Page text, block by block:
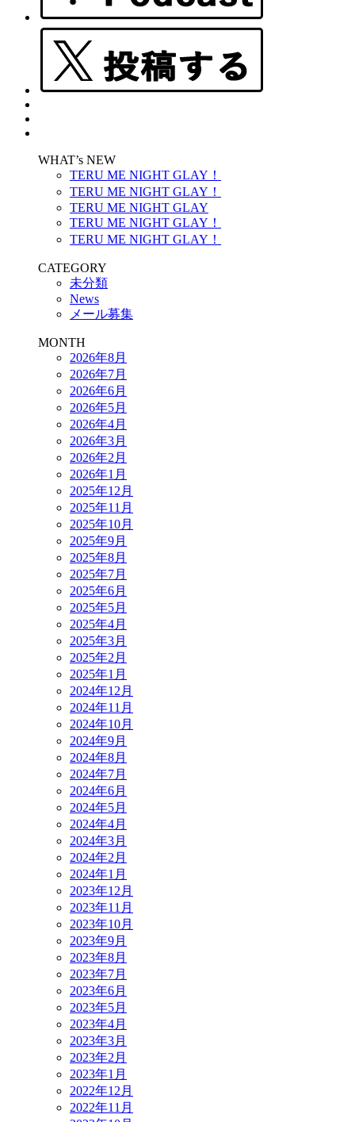
WHAT’s NEW
TERU ME NIGHT GLAY！
TERU ME NIGHT GLAY！
TERU ME NIGHT GLAY
TERU ME NIGHT GLAY！
TERU ME NIGHT GLAY！
CATEGORY
未分類
News
メール募集
MONTH
2026年8月
2026年7月
2026年6月
2026年5月
2026年4月
2026年3月
2026年2月
2026年1月
2025年12月
2025年11月
2025年10月
2025年9月
2025年8月
2025年7月
2025年6月
2025年5月
2025年4月
2025年3月
2025年2月
2025年1月
2024年12月
2024年11月
2024年10月
2024年9月
2024年8月
2024年7月
2024年6月
2024年5月
2024年4月
2024年3月
2024年2月
2024年1月
2023年12月
2023年11月
2023年10月
2023年9月
2023年8月
2023年7月
2023年6月
2023年5月
2023年4月
2023年3月
2023年2月
2023年1月
2022年12月
2022年11月